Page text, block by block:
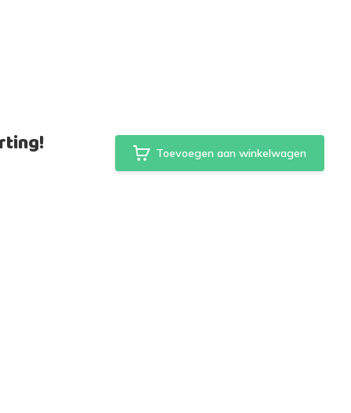
Toevoegen aan winkelwagen